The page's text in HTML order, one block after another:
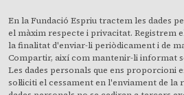
En la Fundació Espriu tractem les dades
el màxim respecte i privacitat. Registrem
la finalitat d'enviar-li periòdicament i de
Compartir, així com mantenir-li informat
Les dades personals que ens proporcioni
sol·liciti el cessament en l'enviament de la